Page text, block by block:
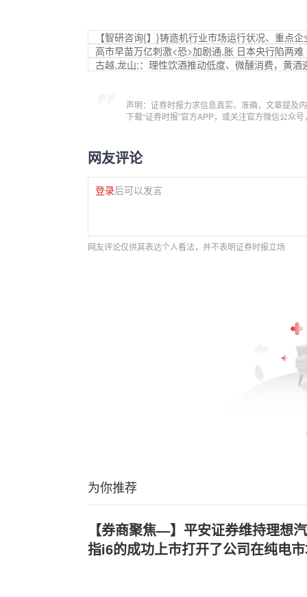
【智研咨询{】}铸造机行业市场运行状况、重点
高市早苗万亿刺激<恐>加剧通,胀 日本央行陷两难
古越,龙山;：理性饮酒推动低度、微醺消费，黄酒
声明：证券时报力求信息真实、准确，文章提及
下载“证券时报”官方APP，或关注官方微信公众
网友评论
登录后可以发言
网友评论仅供其表达个人看法，并不表明证券时报立场
为你推荐
【券商聚焦—】平安证券维持理想
指i6的成功上市打开了公司在纯电